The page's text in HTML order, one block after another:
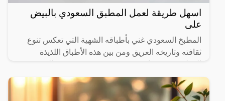
اسهل طريقة لعمل المطبق السعودي بالبيض
على
المطبخ السعودي غني بأطباقه الشهية التي تعكس تنوع
ثقافته وتاريخه العريق ومن بين هذه الأطباق اللذيذة
واللحم المفروم